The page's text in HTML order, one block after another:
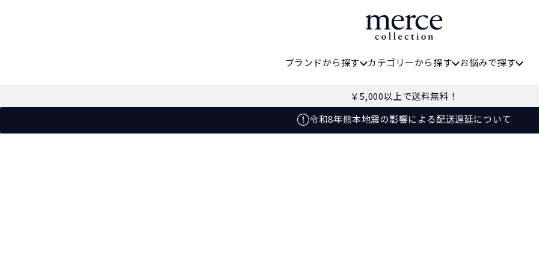
ブランドから探す カテゴリーから探す お悩みで探す
￥5,000以上で送料無料！
令和8年熊本地震の影響による配送遅延について